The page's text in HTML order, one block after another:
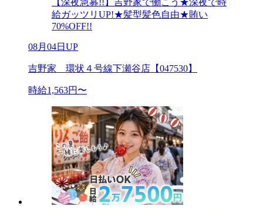
【深夜急募!!】吉野家で働こう★深夜で時
給ガッツリUP!★髪型髪色自由★賄い
70%OFF!!
08月04日UP
吉野家 環状４号線下瀬谷店【047530】
時給1,563円〜